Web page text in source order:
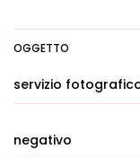
OGGETTO
servizio
negativo